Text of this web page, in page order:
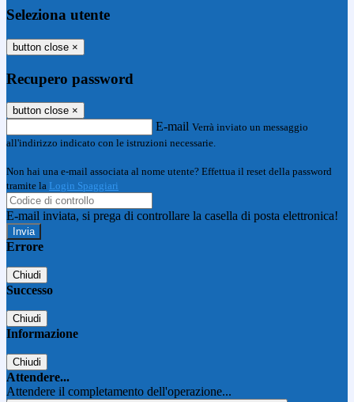
Seleziona utente
button close ×
Recupero password
button close ×
E-mail Verrà inviato un messaggio
all'indirizzo indicato con le istruzioni necessarie.
Non hai una e-mail associata al nome utente? Effettua il reset della password
tramite la Login Spaggiari
E-mail inviata, si prega di controllare la casella di posta elettronica!
Errore
Chiudi
Successo
Chiudi
Informazione
Chiudi
Attendere...
Attendere il completamento dell'operazione...